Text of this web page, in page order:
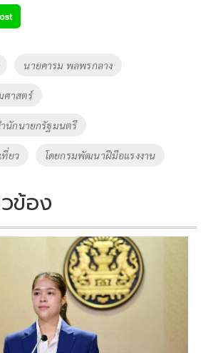
p
y
k
นายคารม พลพรกลาง
ศาสตร์
นักนายกรัฐมนตรี
ที่ยว โดยกรมพัฒนาฝีมือแรงงาน
ข้อง